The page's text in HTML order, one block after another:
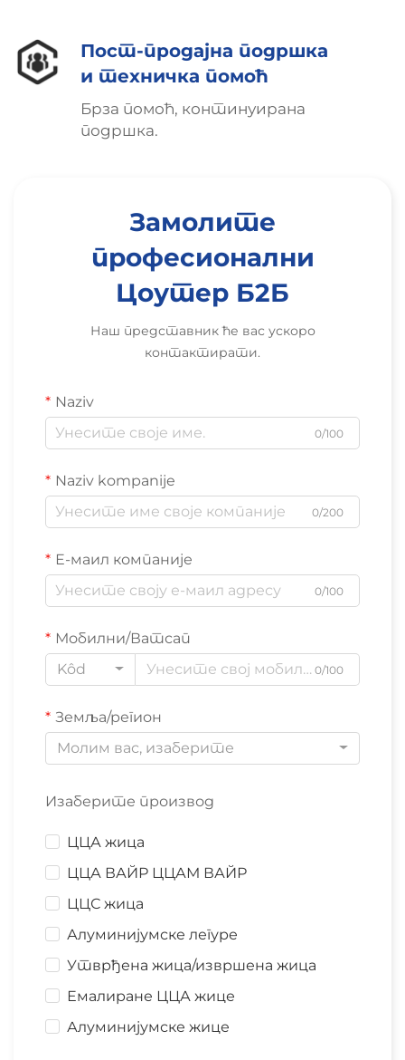
Пост-продајна подршка
и техничка помоћ
Брза помоћ, континуирана
подршка.
Замолите
професионални
Цоутер Б2Б
Наш представник ће вас ускоро
контактирати.
Naziv
0/100
Naziv kompanije
0/200
Е-маил компаније
0/100
Мобилни/Ватсап
Kôd
0/100
Земља/регион
Молим вас, изаберите
Изаберите производ
ЦЦА жица
ЦЦА ВАЙР ЦЦАМ ВАЙР
ЦЦС жица
Алуминијумске легуре
Утврђена жица/извршена жица
Емалиране ЦЦА жице
Алуминијумске жице